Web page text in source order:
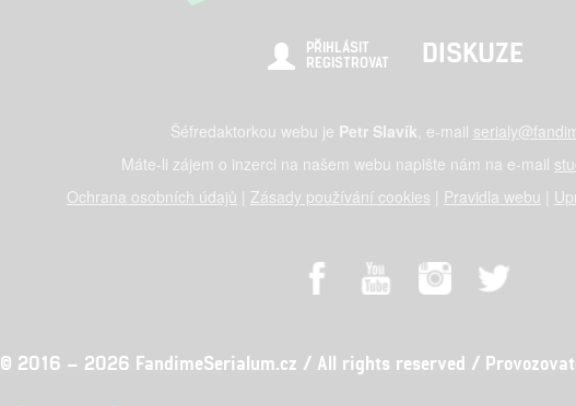
PŘIHLÁSIT
REGISTROVAT
DISKUZE
Šéfredaktorkou webu je Petr Slavík, e-mail
Máte-li zájem o inzerci na našem webu napište nám na e-mail
Ochrana osobních údajů
Zásady používání cookies Pravidla webu
© 2016 – 2026 FandimeSerialum.cz / All rights reserved /